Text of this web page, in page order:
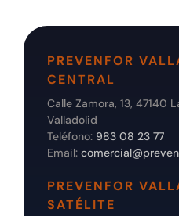
PREVENFOR
CENTRAL
Calle Zamora, 13, 47140
Valladolid
Teléfono: 983 08 23 77
Email:
PREVENFOR
SATÉLITE